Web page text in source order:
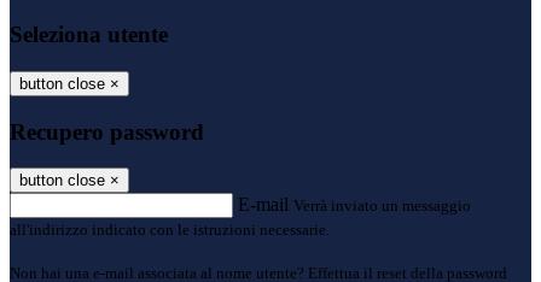
Seleziona utente
button close ×
Recupero password
button close ×
E-mail Verrà inviato un messaggio
all'indirizzo indicato con le istruzioni necessarie.
Non hai una e-mail associata al nome utente? Effettua il reset della password